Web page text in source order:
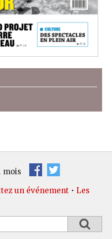
mois
un événement • Les